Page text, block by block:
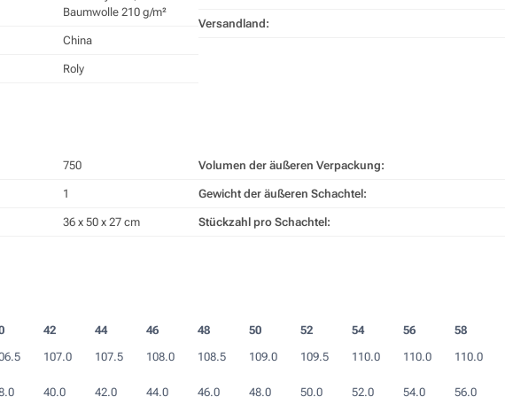
Baumwolle 210 g/m²
China
Roly
Versandland:
750
1
36 x 50 x 27 cm
Volumen der äußeren Verpackung:
Gewicht der äußeren Schachtel:
Stückzahl pro Schachtel:
42 44 46 48 50 52 54 56 58
107.0 107.5 108.0 108.5 109.0 109.5 110.0 110.0 110.0
40.0 42.0 44.0 46.0 48.0 50.0 52.0 54.0 56.0